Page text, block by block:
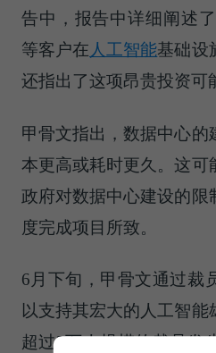
告中，报告中详细阐述
等客户在 人工智能基础设
还指出了这项昂贵投资可
甲骨文指出，数据中心的
本更高或耗时更久。这可
政府对数据中心建设的限
度完成项目所致。
6月下旬，甲骨文通过裁
以支持其宏大的人工智
超过2万人规模的裁员发